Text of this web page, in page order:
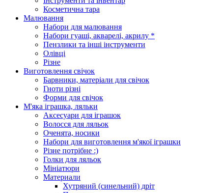
Косметична тара
Малювання
Набори для малювання
Набори гуаші, акварелі, акрилу *
Пензлики та інші інструменти
Олівці
Різне
Виготовлення свічок
Барвники, матеріали для свічок
Гноти різні
Форми для свічок
М'яка іграшка, ляльки
Аксесуари для іграшок
Волосся для ляльок
Оченята, носики
Набори для виготовлення м'якої іграшки
Різне потрібне :)
Голки для ляльок
Мініатюри
Материали
Хутряний (синельний) дріт